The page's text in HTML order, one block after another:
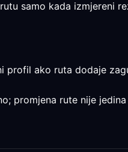
samo kada izmjereni
ako ruta dodaje
promjena rute nije